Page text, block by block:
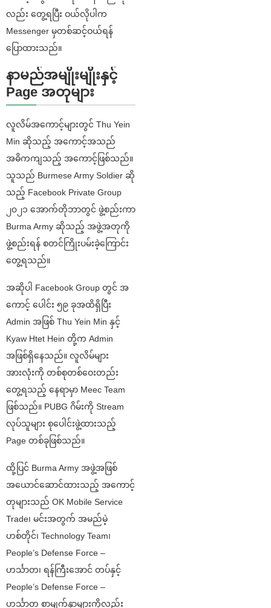
လည်း တွေ့ရပြီး ဝယ်လိုပါက
Messenger မှတစ်ဆင့်ဝယ်ရန်
ပြောထားသည်။
နာမည်အမျိုးမျိုးနှင့်
Page အတုများ
လူလိမ်အကောင့်များတွင် Thu Yein
Min ဆိုသည့် အကောင့်အသည်
အဓိကကျသည့် အကောင့်ဖြစ်သည်။
သူသည် Burmese Army Soldier ဆို
သည့် Facebook Private Group
၂၀၂၁ အောက်တိုဘာတွင် ဖွဲ့စည်းကာ
Burma Army ဆိုသည့် အဖွဲ့အတုကို
ဖွဲ့စည်းရန် စတင်ကြိုးပမ်းခဲ့ကြောင်း
တွေ့ရသည်။
အဆိုပါ Facebook Group တွင် အ
ကောင့် ပေါင်း ၅၉ ခုအထိရှိပြီး
Admin အဖြစ် Thu Yein Min နှင့်
Kyaw Htet Hein တို့က Admin
အဖြစ်ရှိနေသည်။ လူလိမ်များ
အားလုံးကို တစ်စုတစ်ဝေးတည်း
တွေ့ရသည့် နေရာမှာ Meec Team
ဖြစ်သည်။ PUBG ဂိမ်းကို Stream
လုပ်သူများ စုပေါင်းဖွဲ့ထားသည့်
Page တစ်ခုဖြစ်သည်။
ထို့ပြင် Burma Army အဖွဲ့အဖြစ်
အယောင်ဆောင်ထားသည့် အကောင့်
တုများသည် OK Mobile Service
Trade၊ မင်းအတွက် အမည်မဲ့
ဟစ်တိုင်၊ Technology Team၊
People’s Defense Force –
ဟင်္သာတ၊ ရန်ကြီးအောင် တပ်နှင့်
People’s Defense Force –
ဟင်္သာတ စာမျက်နှာများကိုလည်း